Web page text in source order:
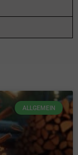
ALLGEMEIN